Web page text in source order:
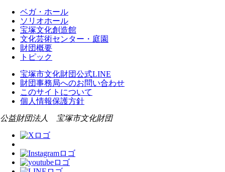
ベガ・ホール
ソリオホール
宝塚文化創造館
文化芸術センター・庭園
財団概要
トピック
宝塚市文化財団公式LINE
財団事務局へのお問い合わせ
このサイトについて
個人情報保護方針
公益財団法人 宝塚市文化財団